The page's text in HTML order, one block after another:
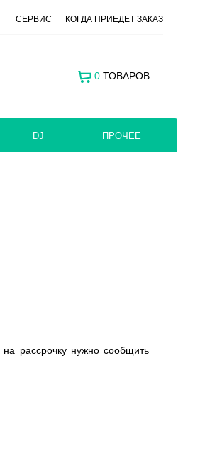
СЕРВИС КОГДА ПРИЕДЕТ ЗАКАЗ
0 ТОВАРОВ
DJ ПРОЧЕЕ
рассрочку нужно сообщить